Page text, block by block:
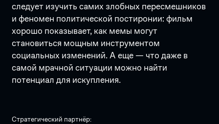
следует изучить самих злобных пересмешников
и феномен политической постиронии: фильм
хорошо показывает, как мемы могут
становиться мощным инструментом
социальных изменений. А еще — что даже в
самой мрачной ситуации можно найти
потенциал для искупления.
Стратегический партнёр: